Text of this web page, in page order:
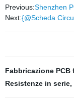
Previous:Shenzhen
Next:{@Scheda
Fabbricazione
Resistenze in serie,